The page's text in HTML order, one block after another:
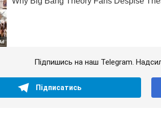
Підпишись на наш Telegram.
Підписатись